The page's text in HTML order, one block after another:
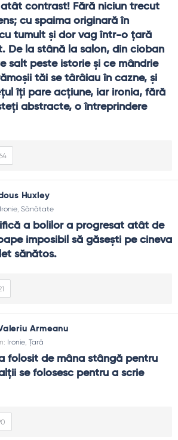
contrast! Fără niciun trecut
cu spaima originară în
tumult şi dor vag într-o ţară
De la stână la salon, din cioban
salt peste istorie şi ce mândrie
tăi se târâiau în cazne, şi
îţi pare acţiune, iar ironia, fără
abstracte, o întreprindere
Huxley
Ironie Sănătate
a bolilor a progresat atât de
imposibil să găsești pe cineva
sănătos.
Armeanu
Ironie Țară
folosit de mâna stângă pentru
se folosesc pentru a scrie